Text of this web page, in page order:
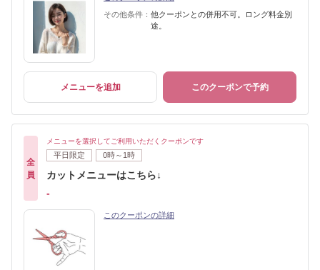
その他条件： 他クーポンとの併用不可。ロング料金別
途。
メニューを追加 このクーポンで予約
全
員
メニューを選択してご利用いただくクーポンです
平日限定 0時～1時
カットメニューはこちら↓
-
このクーポンの詳細